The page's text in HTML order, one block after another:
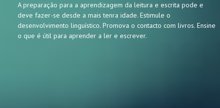
A preparação para a aprendizagem da leitura e escrita pode e
deve fazer-se desde a mais tenra idade. Estimule o
desenvolvimento linguístico. Promova o contacto com livros. Ensine
o que é útil para aprender a ler e escrever.